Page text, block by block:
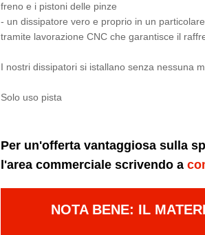
freno e i pistoni delle pinze
- un dissipatore vero e proprio in un
tramite lavorazione CNC che garantisce il
I nostri dissipatori si istallano senza nessuna
Solo uso pista
Per un'offerta vantaggiosa sulla
l'area commerciale scrivendo a
NOTA BENE: IL